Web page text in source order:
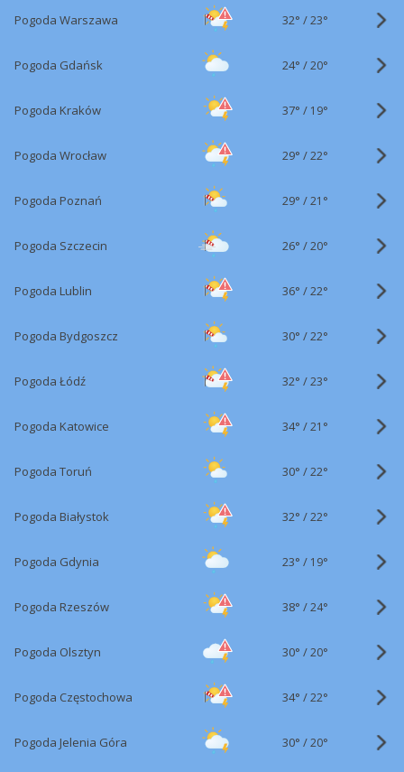
Pogoda Warszawa 32° /23°
Pogoda Gdańsk 24° /20°
Pogoda Kraków 37° / 19°
Pogoda Wrocław 29° /22°
Pogoda Poznań 29° /21°
Pogoda Szczecin 26° /20°
Pogoda Lublin 36° /22°
Pogoda Bydgoszcz 30° /22°
Pogoda Łódź 32° /23°
Pogoda Katowice 34° /21°
Pogoda Toruń 30° /22°
Pogoda Białystok 32° /22°
Pogoda Gdynia 23° / 19°
Pogoda Rzeszów 38° /24°
Pogoda Olsztyn 30° /20°
Pogoda Częstochowa 34° /22°
Pogoda Jelenia Góra 30° /20°